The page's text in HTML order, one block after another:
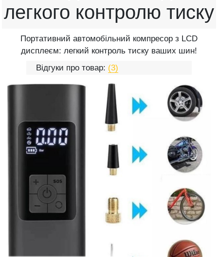
легкого контролю тиску
Портативний автомобільний компресор з LCD
дисплеєм: легкий контроль тиску ваших шин!
Відгуки про товар: (3)